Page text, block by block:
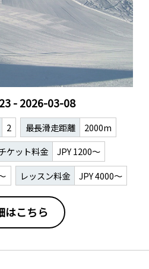
- 2026-03-08
2 最長滑走距離
2000m
ケット料金
JPY 1200～
レッスン料金 JPY 4000～
はこちら